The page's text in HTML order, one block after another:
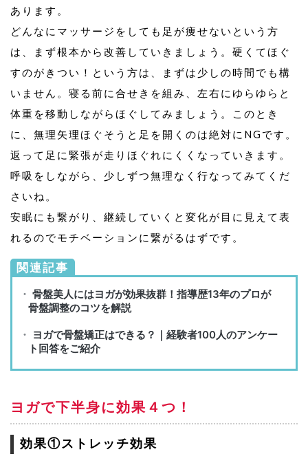
あります。
どんなにマッサージをしても足が痩せないという方
は、まず根本から改善していきましょう。硬くてほぐ
すのがきつい！という方は、まずは少しの時間でも構
いません。寝る前に合せきを組み、左右にゆらゆらと
体重を移動しながらほぐしてみましょう。このとき
に、無理矢理ほぐそうと足を開くのは絶対にNGです。
返って足に緊張が走りほぐれにくくなっていきます。
呼吸をしながら、少しずつ無理なく行なってみてくだ
さいね。
安眠にも繋がり、継続していくと変化が目に見えて表
れるのでモチベーションに繋がるはずです。
関連記事
ヨガで下半身に効果４つ！
効果①ストレッチ効果